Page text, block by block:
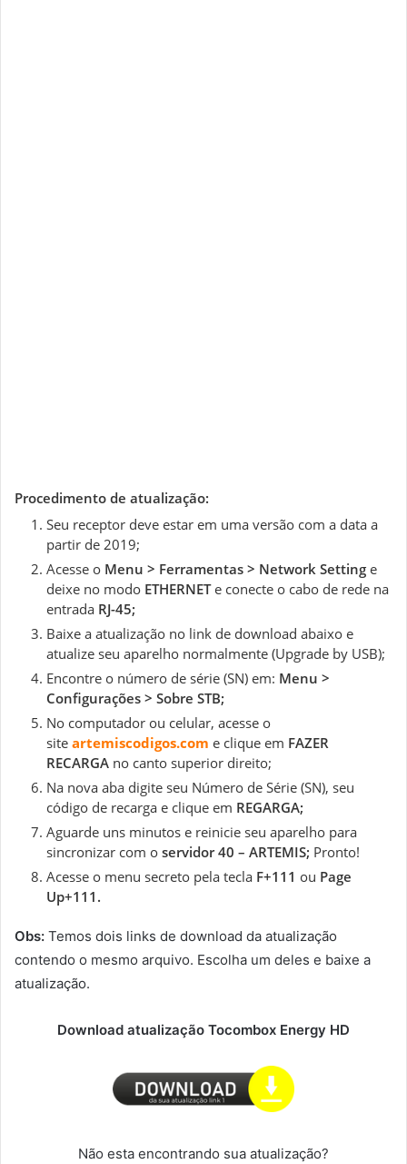
Procedimento de atualização:
Seu receptor deve estar em uma versão com a data a
partir de 2019;
Acesse o Menu > Ferramentas > Network Setting e
deixe no modo ETHERNETe conecte o cabo de rede na
entrada RJ-45;
Baixe a atualização no link de download abaixo e
atualize seu aparelho normalmente (Upgrade by USB);
Encontre o número de série (SN) em: Menu >
Configurações > Sobre STB;
No computador ou celular, acesse o
site artemiscodigos.com e clique em FAZER
RECARGA no canto superior direito;
Na nova aba digite seu Número de Série (SN), seu
código de recarga e clique em REGARGA;
Aguarde uns minutos e reinicie seu aparelho para
sincronizar com o servidor 40 – ARTEMIS; Pronto!
Acesse o menu secreto pela tecla F+111 ou Page
Up+111.
Obs: Temos dois links de download da atualização
contendo o mesmo arquivo. Escolha um deles e baixe a
atualização.
Download atualização Tocombox Energy HD
Não esta encontrando sua atualização?